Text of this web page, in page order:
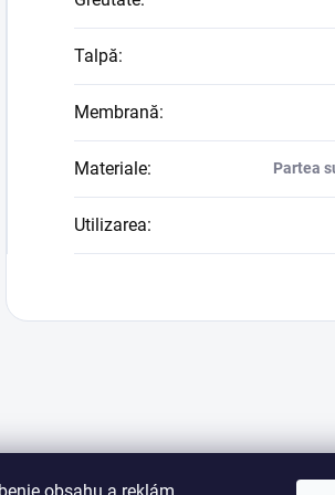
Talpă:
Membrană:
Materiale: Partea
Utilizarea: